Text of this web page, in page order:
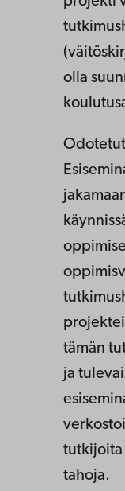
olla
tämän
ja
tutkijoita
tahoja.